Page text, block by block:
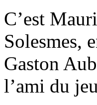
C’est
Solesmes,
Gaston
l’ami du